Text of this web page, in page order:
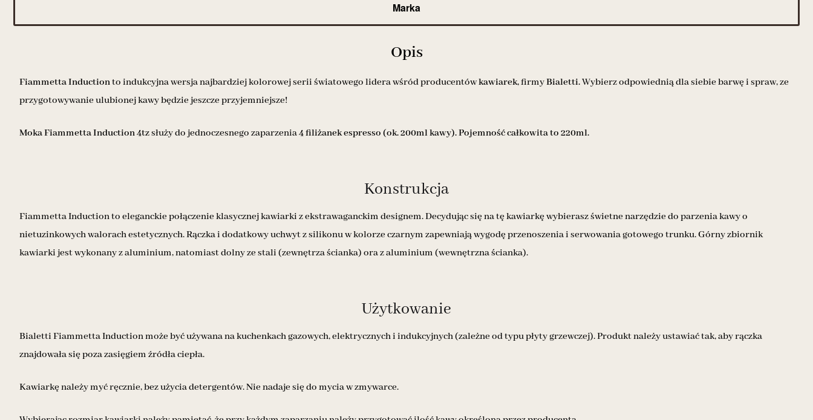
Marka
Opis
Fiammetta Inductionto indukcyjna wersja najbardziej kolorowej serii światowego lidera wśród producentówkawiarek,firmyBialetti.Wybierz odpowiednią dla siebie barwę i spraw, ze
przygotowywanie ulubionej kawy będzie jeszcze przyjemniejsze!
Moka Fiammetta Induction 4tzsłuży do jednoczesnego zaparzenia4 filiżanek espresso (ok. 200ml kawy). Pojemność całkowita to 220ml.
Konstrukcja
Fiammetta Induction to eleganckie połączenie klasycznej kawiarki z ekstrawaganckim designem. Decydując się na tę kawiarkę wybierasz świetne narzędzie do parzenia kawy o
nietuzinkowych walorach estetycznych. Rączka i dodatkowy uchwyt z silikonu w kolorze czarnym zapewniają wygodę przenoszenia i serwowania gotowego trunku. Górny zbiornik
kawiarki jest wykonany z aluminium, natomiast dolny ze stali (zewnętrza ścianka) ora z aluminium (wewnętrzna ścianka).
Użytkowanie
Bialetti Fiammetta Induction może być używana na kuchenkach gazowych, elektrycznych i indukcyjnych (zależne od typu płyty grzewczej). Produkt należy ustawiać tak, aby rączka
znajdowała się poza zasięgiem źródła ciepła.
Kawiarkę należy myć ręcznie, bez użycia detergentów. Nie nadaje się do mycia w zmywarce.